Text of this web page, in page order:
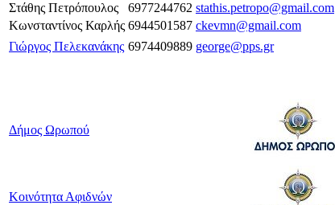
Στάθης Πετρόπουλος
6977244762 stathis.petropo@gmail.com
Kωνσταντίνος Καρλής 6944501587 ckevmn@gmail.com
Γιώργος Πελεκανάκης 6974409889 george@pps.gr
Δήμος Ωρωπού
Κοινότητα Αφιδνών